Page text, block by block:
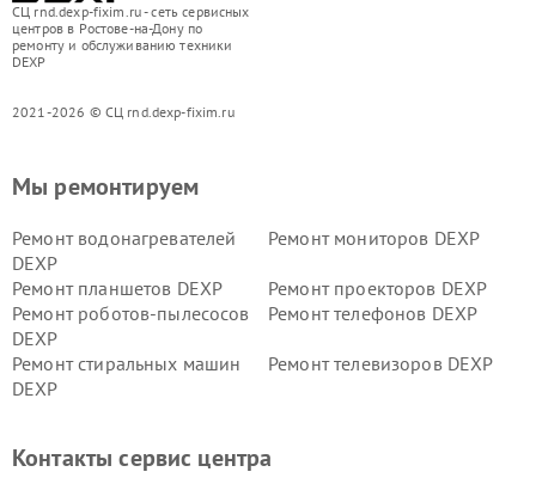
СЦ rnd.dexp-fixim.ru - сеть сервисных
центров в Ростове-на-Дону по
ремонту и обслуживанию техники
DEXP
2021-2026 © СЦ rnd.dexp-fixim.ru
Мы ремонтируем
Ремонт водонагревателей
DEXP
Ремонт мониторов DEXP
Ремонт планшетов DEXP
Ремонт проекторов DEXP
Ремонт роботов-пылесосов
DEXP
Ремонт телефонов DEXP
Ремонт стиральных машин
DEXP
Ремонт телевизоров DEXP
Ремонт серверов DEXP
Ремонт мини пк DEXP
Контакты сервис центра